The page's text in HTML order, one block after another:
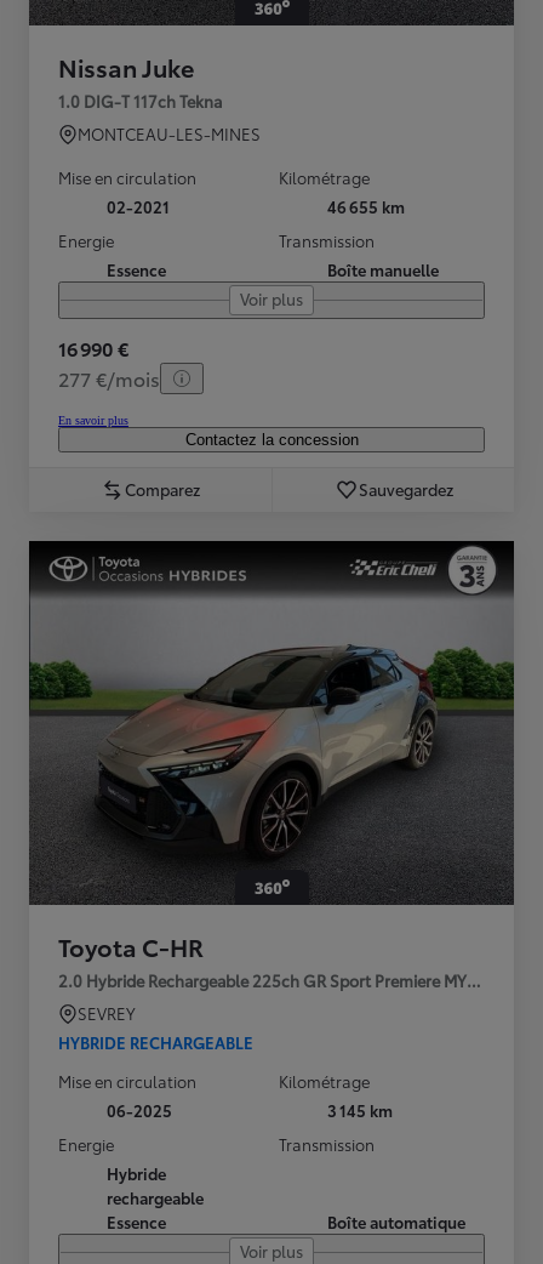
Nissan Juke
1.0 DIG-T 117ch Tekna
MONTCEAU-LES-MINES
Mise en circulation
02-2021
Kilométrage
46 655 km
Energie
Essence
Transmission
Boîte manuelle
Voir plus
16 990 €
277 €/mois
En savoir plus
Contactez la concession
Comparez Sauvegardez
Toyota C-HR
2.0 Hybride Rechargeable 225ch GR Sport Premiere MY25
SEVREY
HYBRIDE RECHARGEABLE
Mise en circulation
06-2025
Kilométrage
3 145 km
Energie
Hybride
rechargeable
Essence
Transmission
Boîte automatique
Voir plus